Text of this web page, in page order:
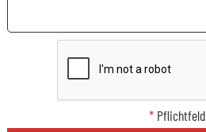
* Pflichtfeld